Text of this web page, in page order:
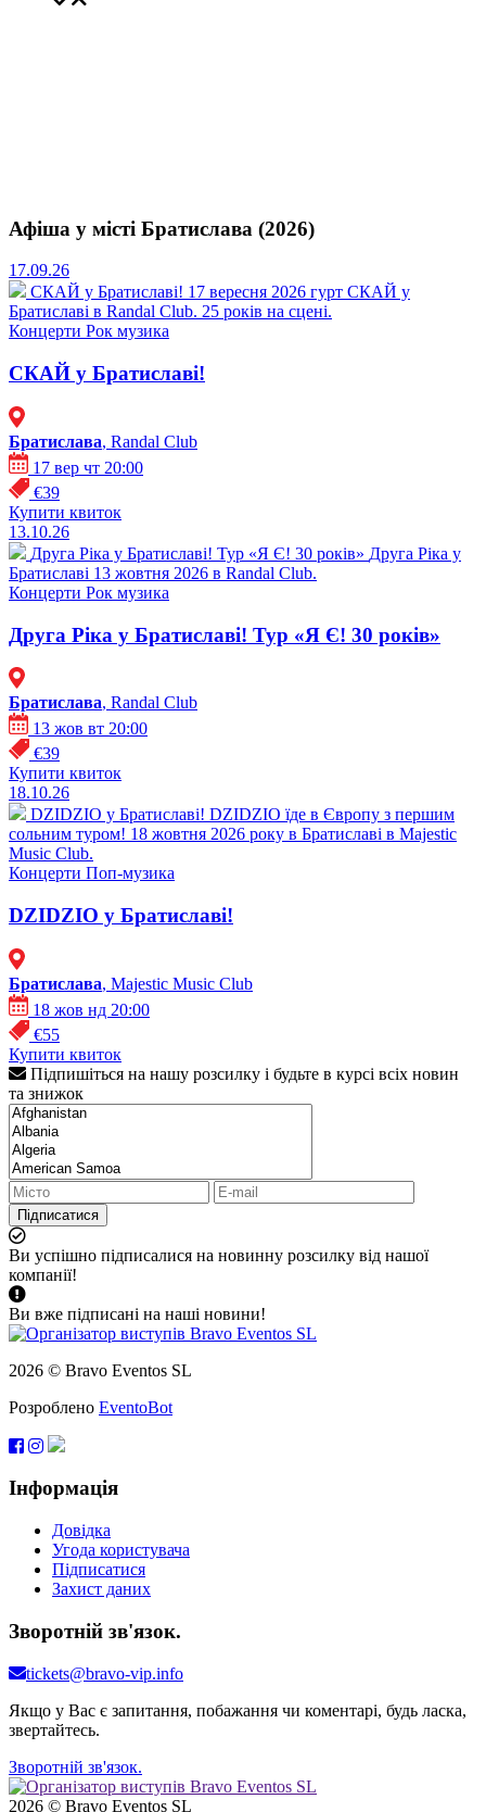
Афіша у місті Братислава (2026)
17.09.26
СКАЙ у Братиславі! 17 вересня 2026 гурт СКАЙ у
Братиславі в Randal Club. 25 років на сцені.
Концерти Рок музика
СКАЙ у Братиславі!
Братислава, Randal Club
17 вер чт 20:00
€39
Купити квиток
13.10.26
Друга Ріка у Братиславі! Тур «Я Є! 30 років» Друга Ріка у
Братиславі 13 жовтня 2026 в Randal Club.
Концерти Рок музика
Друга Ріка у Братиславі! Тур «Я Є! 30 років»
Братислава, Randal Club
13 жов вт 20:00
€39
Купити квиток
18.10.26
DZIDZIO у Братиславі! DZIDZIO їде в Європу з першим
сольним туром! 18 жовтня 2026 року в Братиславі в Majestic
Music Club.
Концерти Поп-музика
DZIDZIO у Братиславі!
Братислава, Majestic Music Club
18 жов нд 20:00
€55
Купити квиток
Підпишіться на нашу розсилку і будьте в курсі всіх новин
та знижок
Підписатися
Ви успішно підписалися на новинну розсилку від нашої
компанії!
Ви вже підписані на наші новини!
2026 © Bravo Eventos SL
Розроблено EventoBot
Інформація
Довідка
Угода користувача
Підписатися
Захист даних
Зворотній зв'язок.
tickets@bravo-vip.info
Якщо у Вас є запитання, побажання чи коментарі, будь ласка,
звертайтесь.
Зворотній зв'язок.
2026 © Bravo Eventos SL